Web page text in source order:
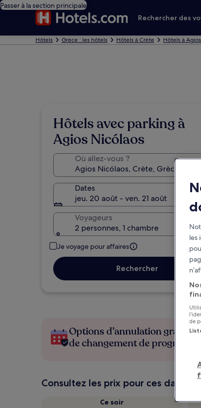
Passer à la section principale
Rechercher des
Hôtels Grèce : les hôtels Hôtels à Crète Hôtels à
Hôtels avec parking à
Agios Nicólaos
Où allez-vous ?
Dates
jeu. 20 août - ven. 21 août
Voyageurs
2 personnes, 1 chambre
Je voyage pour affaires
Rechercher
Options d’annulation gratuite
de changement de programme
Consultez les prix pour ces dates
Ce soir
les
de